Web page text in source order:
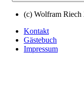
(c) Wolfram Riech
Kontakt
Gästebuch
Impressum